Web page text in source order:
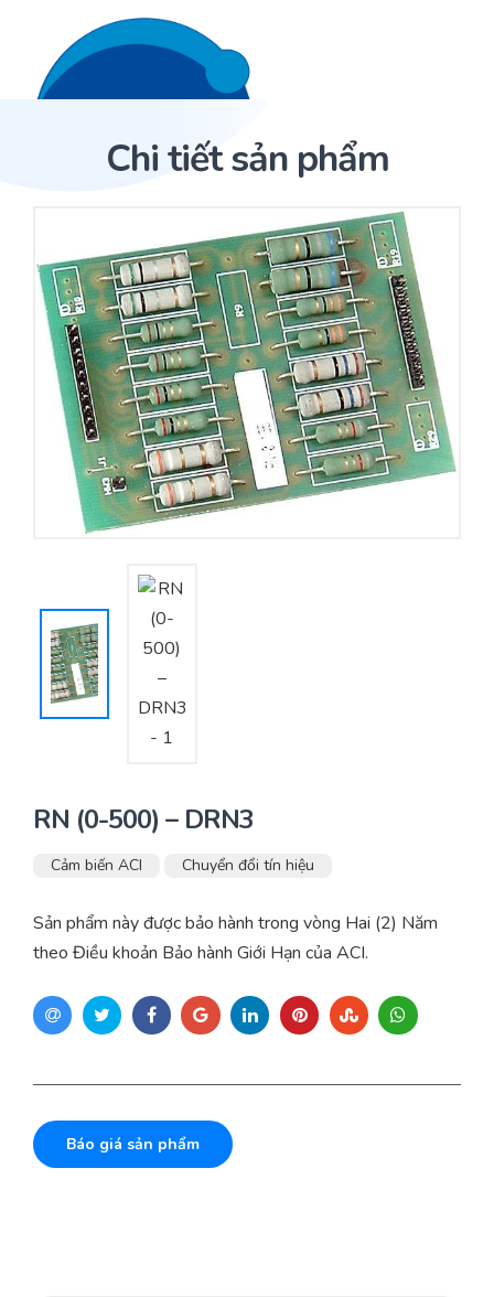
Trang Chủ
Cảm biến ACI
Nhà phân phối cảm biến
Nhà sản xuất thiết bị điều khiển
Cung cấp giải pháp quản lý cho toà nhà (BMS)
Bảo trì – Bảo dưỡng hệ thống
Tư vấn thiết kế, thi công tủ điều khiển
Thi công – Lắp đặt hệ thống HVAC
Sản phẩm
Dự án
Bài viết
Hợp tác
Yêu cầu báo giá
Chi tiết sản phẩm
Cảm biến ACI
RN (0-500) – DRN3
Cảm biến ACI Chuyển đổi tín hiệu
Sản phẩm này được bảo hành trong vòng Hai (2) Năm
theo Điều khoản Bảo hành Giới Hạn của ACI.
Báo giá sản phẩm